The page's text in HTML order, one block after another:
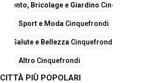
Bricolage e Giardino Cinquefrondi
Sport e Moda Cinquefrondi
Salute e Bellezza Cinquefrondi
Altro Cinquefrondi
CITTÀ PIÙ POPOLARI